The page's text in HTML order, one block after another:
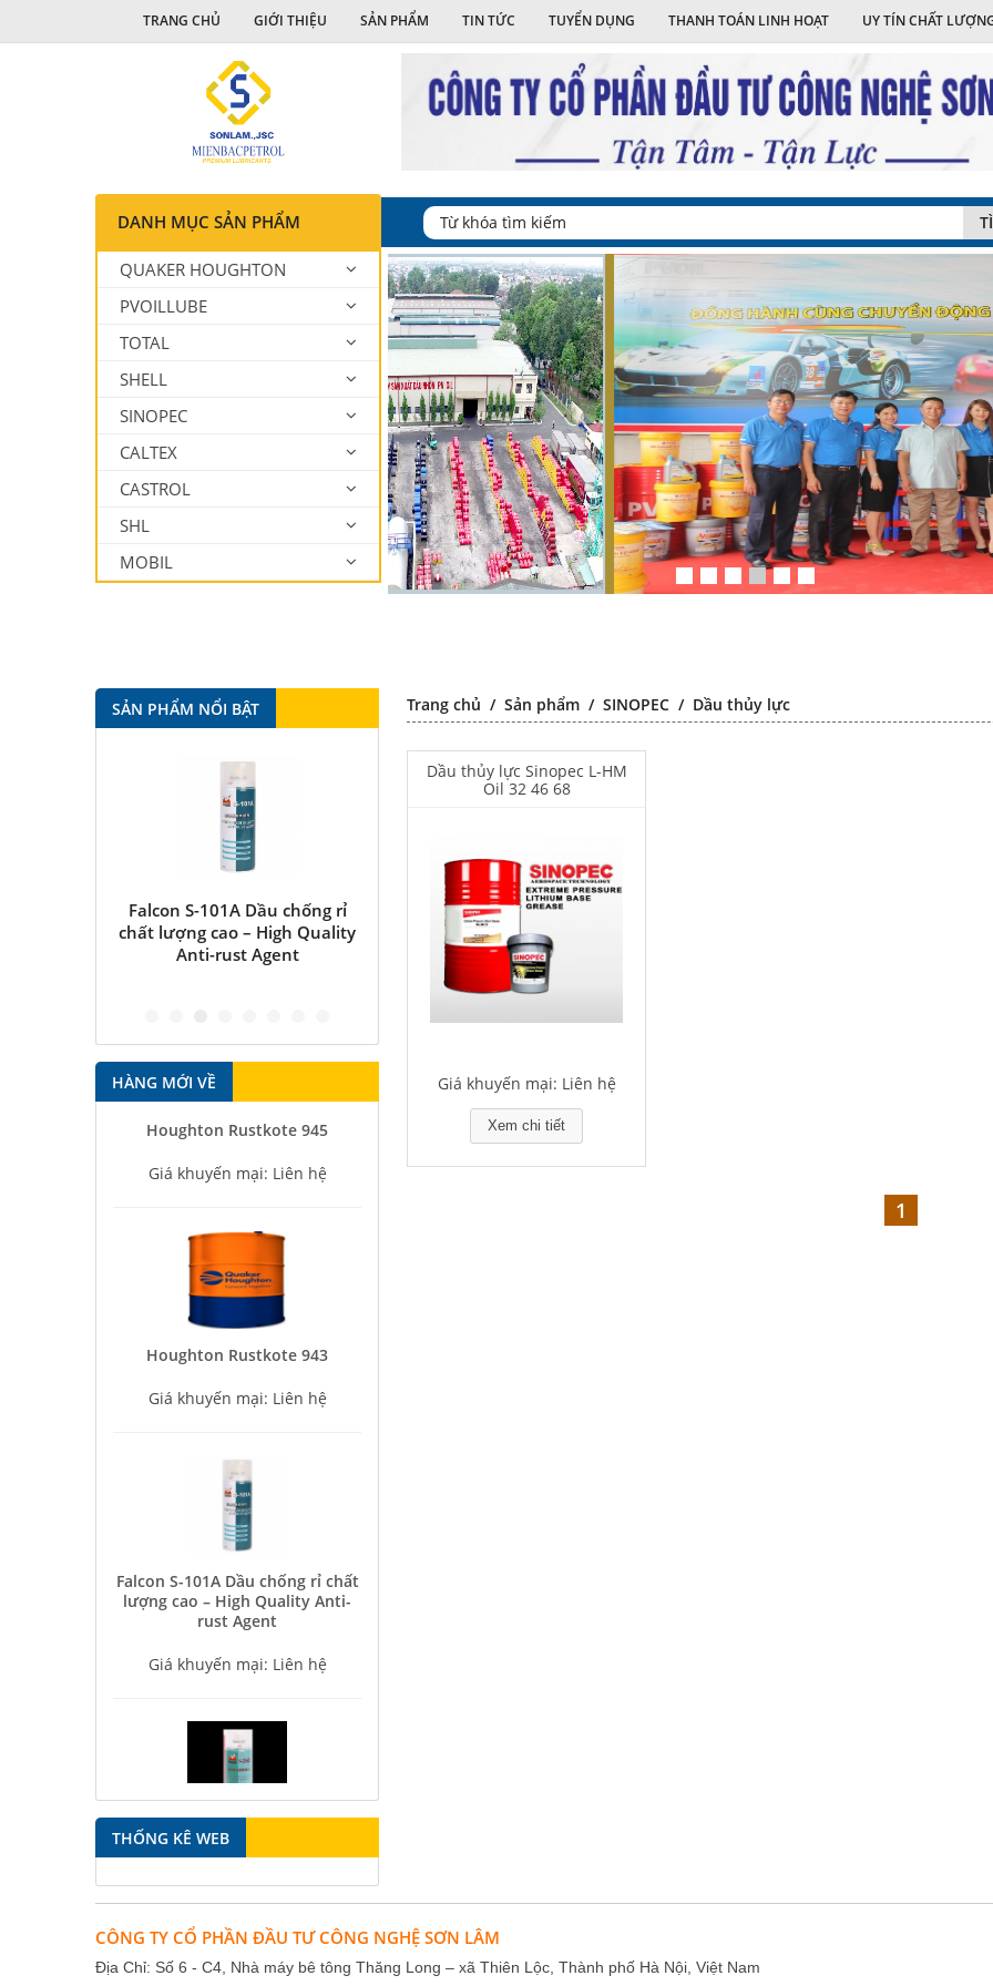
TRANG CHỦ GIỚI THIỆU SẢN PHẨM TIN TỨC TUYỂN DỤNG THANH TOÁN LINH HOẠT UY TÍN CHẤT
DANH MỤC SẢN PHẨM
QUAKER HOUGHTON
PVOILLUBE
TOTAL
SHELL
SINOPEC
CALTEX
CASTROL
SHL
MOBIL
Trang chủ /Sản phẩm /SINOPEC / Dầu thủy lực
Dầu thủy lực Sinopec L-HM
Oil 32 46 68
Giá khuyến mại: Liên hệ
Xem chi tiết
1
SẢN PHẨM NỔI BẬT
Falcon S-101A Dầu chống rỉ
chất lượng cao – High Quality
Anti-rust Agent
Falcon S-350 Chất chống gỉ
bôi trơn đa năng –
Multipurpose lubricating
antirust agent
HÀNG MỚI VỀ
lượng cao – High Quality Anti-
rust Agent
Falcon S-350 Chất chống gỉ bôi
trơn đa năng – Multipurpose
THỐNG KÊ WEB
CÔNG TY CỔ PHẦN ĐẦU TƯ CÔNG NGHỆ SƠN LÂM
Địa Chỉ: Số 6 - C4, Nhà máy bê tông Thăng Long – xã Thiên Lộc, Thành phố Hà Nội, Việt Nam